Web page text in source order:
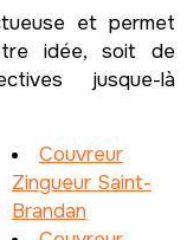
et permet
idée, soit de
jusque-là
Couvreur
Zingueur Saint-
Brandan